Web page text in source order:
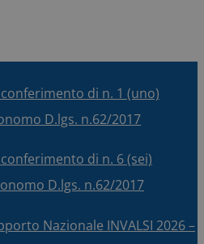
di n. 1 (uno)
D.lgs. n.62/2017
di n. 6 (sei)
D.lgs. n.62/2017
Nazionale INVALSI 2026 –